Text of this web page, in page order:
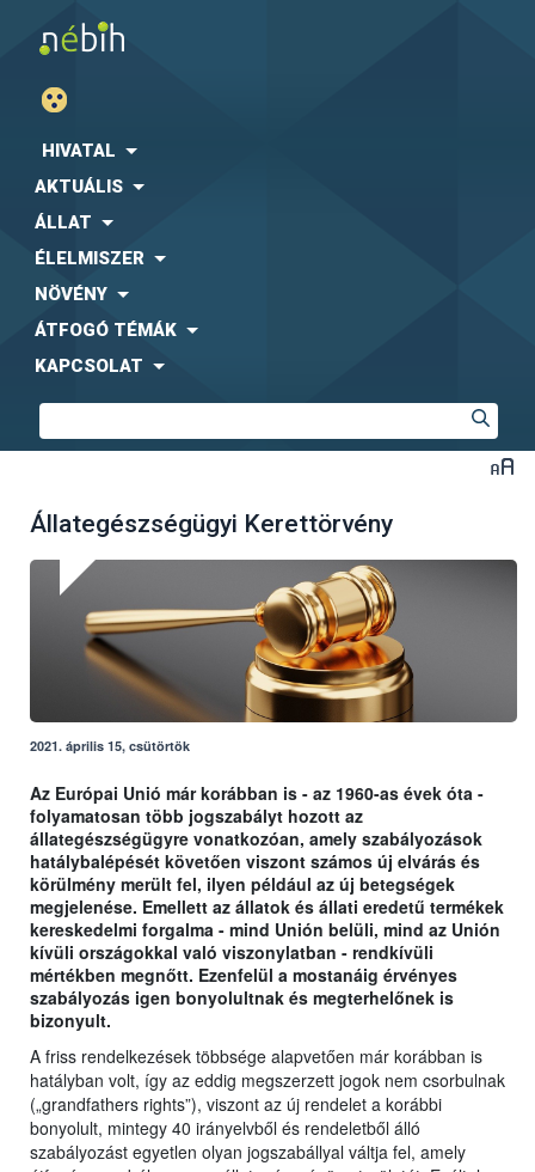
HIVATAL
AKTUÁLIS
ÁLLAT
ÉLELMISZER
NÖVÉNY
ÁTFOGÓ TÉMÁK
KAPCSOLAT
Állategészségügyi Kerettörvény
2021. április 15, csütörtök
Az Európai Unió már korábban is - az 1960-as évek óta -
folyamatosan több jogszabályt hozott az
állategészségügyre vonatkozóan, amely szabályozások
hatálybalépését követően viszont számos új elvárás és
körülmény merült fel, ilyen például az új betegségek
megjelenése. Emellett az állatok és állati eredetű termékek
kereskedelmi forgalma - mind Unión belüli, mind az Unión
kívüli országokkal való viszonylatban - rendkívüli
mértékben megnőtt. Ezenfelül a mostanáig érvényes
szabályozás igen bonyolultnak és megterhelőnek is
bizonyult.
A friss rendelkezések többsége alapvetően már korábban is
hatályban volt, így az eddig megszerzett jogok nem csorbulnak
(„grandfathers rights”), viszont az új rendelet a korábbi
bonyolult, mintegy 40 irányelvből és rendeletből álló
szabályozást egyetlen olyan jogszabállyal váltja fel, amely